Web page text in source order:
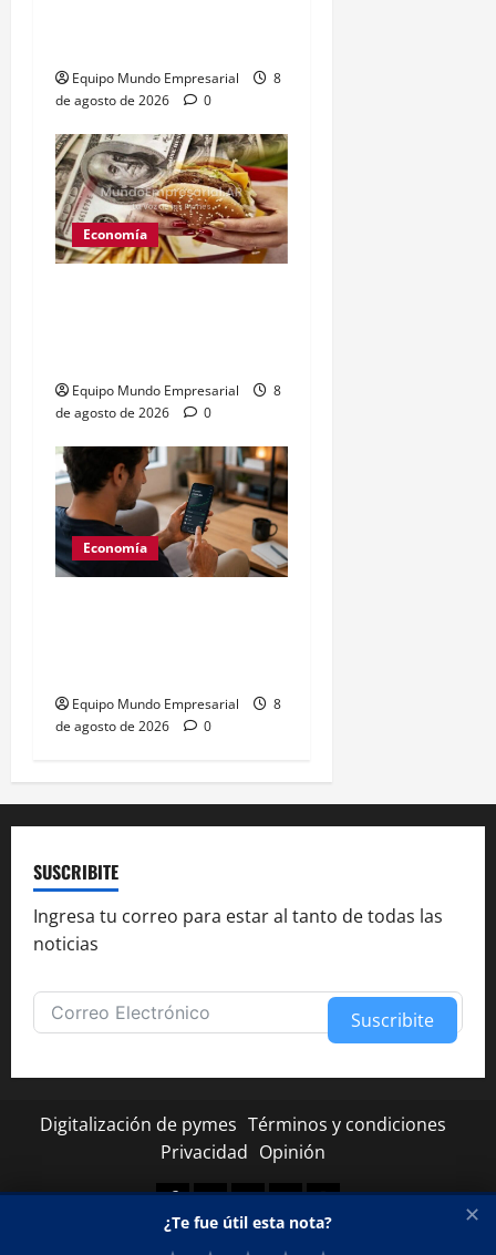
Equipo Mundo Empresarial
8
de agosto de 2026
0
Economía
Equipo Mundo Empresarial
8
de agosto de 2026
0
Economía
Equipo Mundo Empresarial
8
de agosto de 2026
0
SUSCRIBITE
Ingresa tu correo para estar al tanto de todas las
noticias
Suscribite
Digitalización de pymes Términos y condiciones
Privacidad Opinión
Facebook
TwitterLinkedinYoutubeInstagram
✕
¿Te fue útil esta nota?